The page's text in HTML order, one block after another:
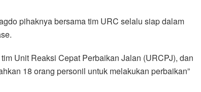
pihaknya bersama tim URC selalu siap dalam
Unit Reaksi Cepat Perbaikan Jalan (URCPJ), dan
18 orang personil untuk melakukan perbaikan”